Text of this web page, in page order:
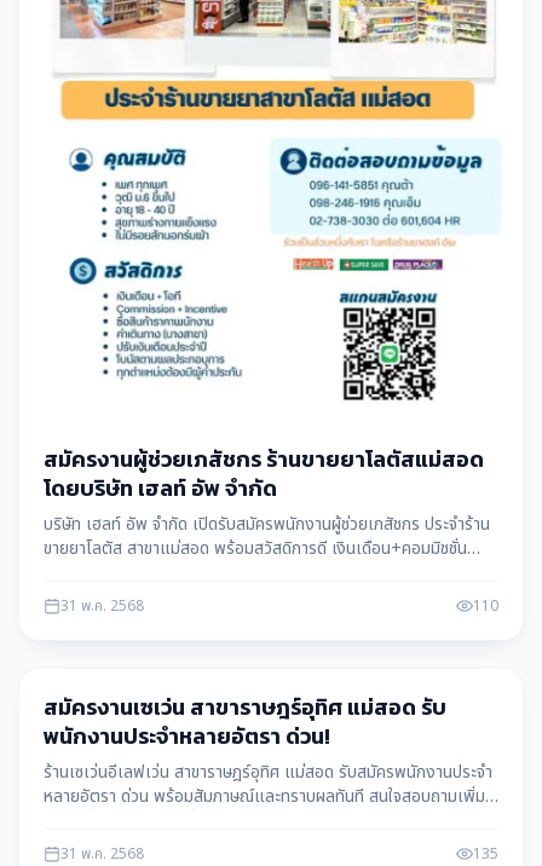
สมัครงานผู้ช่วยเภสัชกร ร้านขายยาโลตัสแม่สอด
โดยบริษัท เฮลท์ อัพ จำกัด
บริษัท เฮลท์ อัพ จำกัด เปิดรับสมัครพนักงานผู้ช่วยเภสัชกร ประจำร้าน
ขายยาโลตัส สาขาแม่สอด พร้อมสวัสดิการดี เงินเดือน+คอมมิชชั่น
31 พ.ค. 2568 110
หางาน
สมัครงานเซเว่น สาขาราษฎร์อุทิศ แม่สอด รับ
พนักงานประจำหลายอัตรา ด่วน!
ร้านเซเว่นอีเลฟเว่น สาขาราษฎร์อุทิศ แม่สอด รับสมัครพนักงานประจำ
หลายอัตรา ด่วน พร้อมสัมภาษณ์และทราบผลทันที สนใจสอบถามเพิ่ม
31 พ.ค. 2568 135